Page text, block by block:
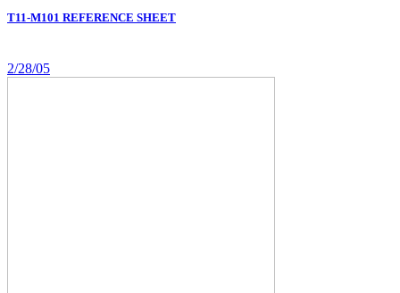
T11-M101 REFERENCE SHEET
2/28/05